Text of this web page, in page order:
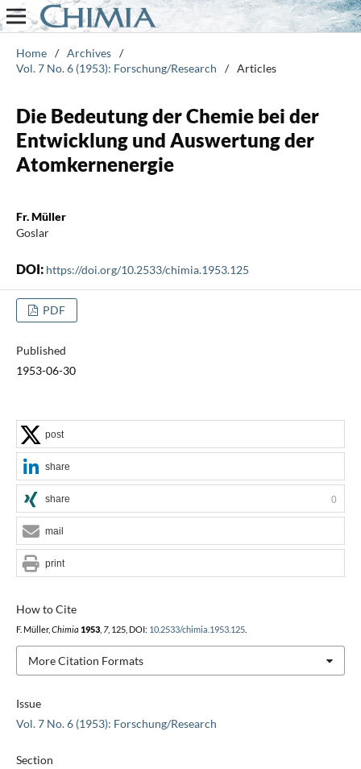
Home / Archives /
Vol. 7 No. 6 (1953): Forschung/Research
/ Articles
Die Bedeutung der Chemie bei der
Entwicklung und Auswertung der
Atomkernenergie
Fr. Müller
Goslar
DOI: https://doi.org/10.2533/chimia.1953.125
PDF
Published
1953-06-30
Issue
Vol. 7 No. 6 (1953): Forschung/Research
Section
How to Cite
F. Müller, Chimia 1953, 7, 125, DOI: 10.2533/chimia.1953.125.
More Citation Formats
post
share
share 0
mail
print